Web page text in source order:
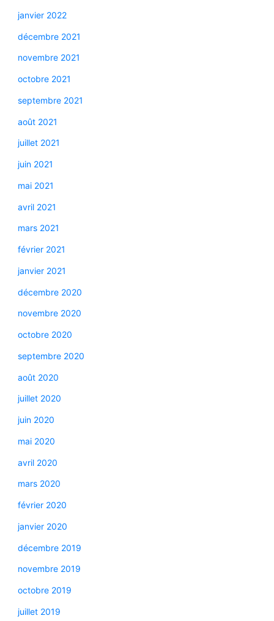
janvier 2022
décembre 2021
novembre 2021
octobre 2021
septembre 2021
août 2021
juillet 2021
juin 2021
mai 2021
avril 2021
mars 2021
février 2021
janvier 2021
décembre 2020
novembre 2020
octobre 2020
septembre 2020
août 2020
juillet 2020
juin 2020
mai 2020
avril 2020
mars 2020
février 2020
janvier 2020
décembre 2019
novembre 2019
octobre 2019
juillet 2019